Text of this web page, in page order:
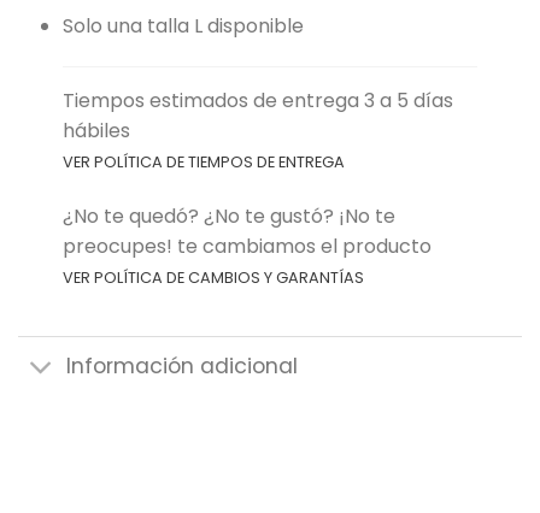
Solo una talla L disponible
Tiempos estimados de entrega 3 a 5 días
hábiles
VER POLÍTICA DE TIEMPOS DE ENTREGA
¿No te quedó? ¿No te gustó? ¡No te
preocupes! te cambiamos el producto
VER POLÍTICA DE CAMBIOS Y GARANTÍAS
Información adicional